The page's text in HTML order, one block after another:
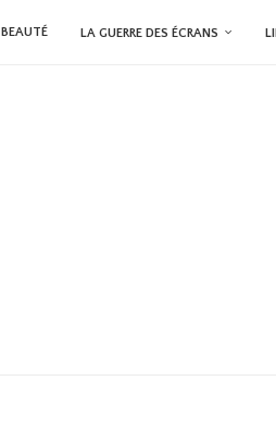
BEAUTÉ LA GUERRE DES ÉCRANS